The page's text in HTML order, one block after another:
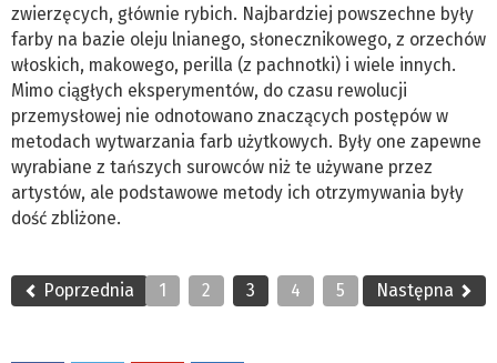
zwierzęcych, głównie rybich. Najbardziej powszechne były
farby na bazie oleju lnianego, słonecznikowego, z orzechów
włoskich, makowego, perilla (z pachnotki) i wiele innych.
Mimo ciągłych eksperymentów, do czasu rewolucji
przemysłowej nie odnotowano znaczących postępów w
metodach wytwarzania farb użytkowych. Były one zapewne
wyrabiane z tańszych surowców niż te używane przez
artystów, ale podstawowe metody ich otrzymywania były
dość zbliżone.
Poprzednia 1 2 3 4 5 Następna